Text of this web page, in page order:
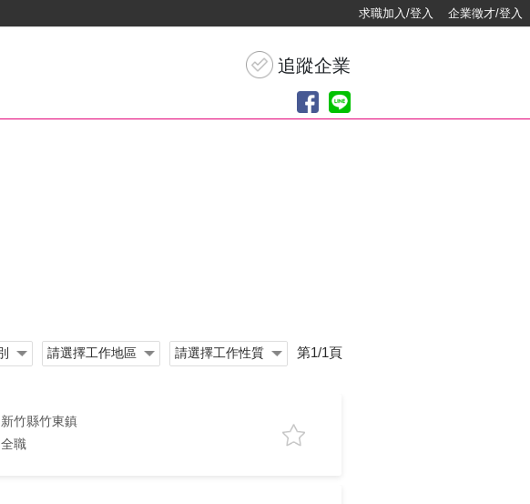
求職加入/登入 企業徵才/登入
第1/1頁
新竹縣竹東鎮
全職